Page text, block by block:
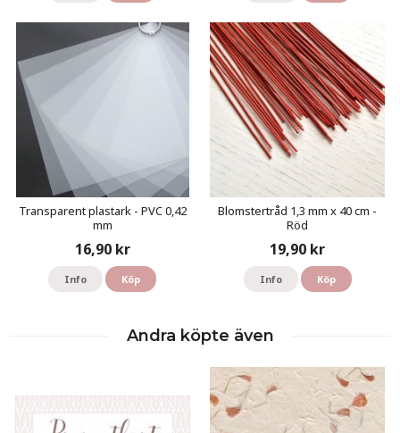
Transparent plastark - PVC 0,42
mm
16,90 kr
Info Köp
Blomstertråd 1,3 mm x 40 cm -
Röd
19,90 kr
Info Köp
Andra köpte även